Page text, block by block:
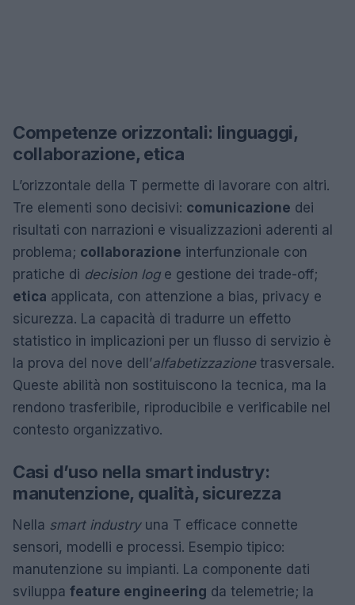
Competenze orizzontali: linguaggi,
collaborazione, etica
L’orizzontale della T permette di lavorare con altri.
Tre elementi sono decisivi: comunicazione dei
risultati con narrazioni e visualizzazioni aderenti al
problema; collaborazione interfunzionale con
pratiche di decision loge gestione dei trade-off;
etica applicata, con attenzione a bias, privacy e
sicurezza. La capacità di tradurre un effetto
statistico in implicazioni per un flusso di servizio è
la prova del nove dell’alfabetizzazionetrasversale.
Queste abilità non sostituiscono la tecnica, ma la
rendono trasferibile, riproducibile e verificabile nel
contesto organizzativo.
Casi d’uso nella smart industry:
manutenzione, qualità, sicurezza
Nella smart industryuna T efficace connette
sensori, modelli e processi. Esempio tipico:
manutenzione su impianti. La componente dati
sviluppa feature engineering da telemetrie; la